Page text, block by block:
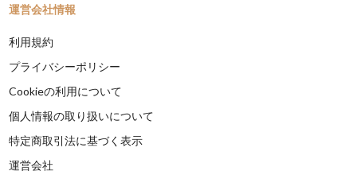
運営会社情報
利用規約
プライバシーポリシー
Cookieの利用について
個人情報の取り扱いについて
特定商取引法に基づく表示
運営会社